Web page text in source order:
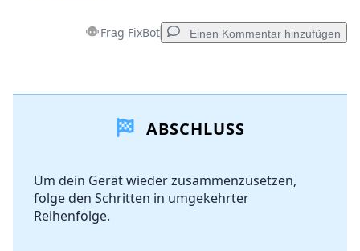
Frag FixBot Einen Kommentar hinzufügen
Kommentar hinzufügen
Abbrechen
ABSCHLUSS
Um dein Gerät wieder zusammenzusetzen,
folge den Schritten in umgekehrter
Reihenfolge.